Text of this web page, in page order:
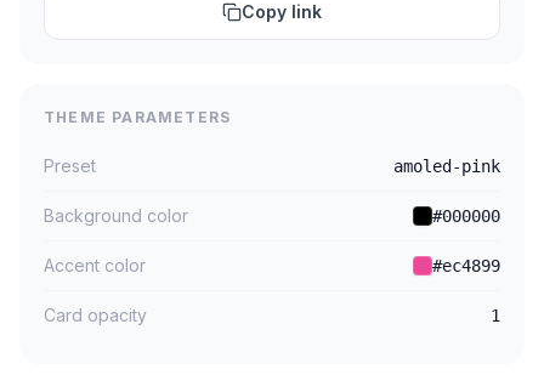
Copy link
THEME PARAMETERS
Preset amoled-pink
Background color #000000
Accent color #ec4899
Card opacity 1